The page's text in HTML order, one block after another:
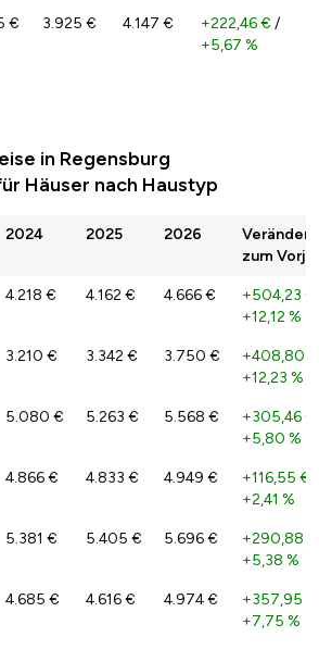
€ 3.925 € 4.147 € +222,46 € /
+5,67 %
in Regensburg
Häuser nach Haustyp
2024 2025 2026
zum
4.218 € 4.162 € 4.666 € +504,23 €
+12,12 %
3.210 € 3.342 € 3.750 €
+408,80 €
+12,23 %
5.080 € 5.263 € 5.568 € +305,46 €
+5,80 %
4.866 € 4.833 € 4.949 € +116,55 €
+2,41 %
5.381 € 5.405 € 5.696 € +290,88 €
+5,38 %
4.685 € 4.616 € 4.974 € +357,95 €
+7,75 %